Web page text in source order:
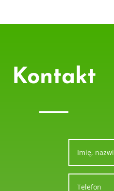
Kontakt